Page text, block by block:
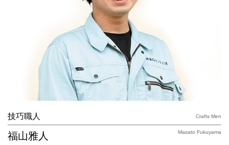
技巧職人 Crafts Men
福山雅人 Masato Fukuyama